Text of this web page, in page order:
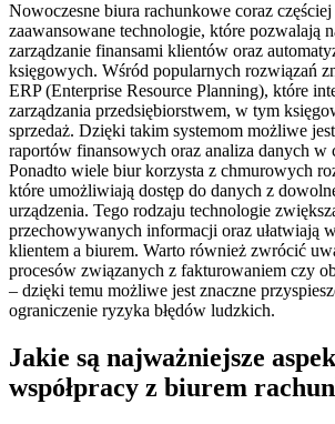
Nowoczesne biura rachunkowe coraz
zaawansowane technologie, które pozwalają
zarządzanie finansami klientów oraz
księgowych. Wśród popularnych rozwiązań
ERP (Enterprise Resource Planning), które
zarządzania przedsiębiorstwem, w tym
sprzedaż. Dzięki takim systemom możliwe
raportów finansowych oraz analiza danych w
Ponadto wiele biur korzysta z chmurowych
które umożliwiają dostęp do danych z
urządzenia. Tego rodzaju technologie
przechowywanych informacji oraz ułatwiają
klientem a biurem. Warto również zwrócić
procesów związanych z fakturowaniem czy
– dzięki temu możliwe jest znaczne
ograniczenie ryzyka błędów ludzkich.
Jakie są najważniejsze
współpracy z biurem